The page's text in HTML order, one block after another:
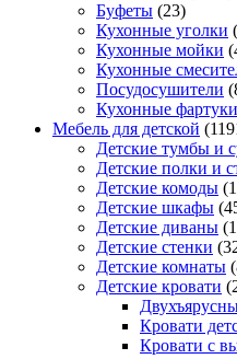
Буфеты (23)
Кухонные уголки
Кухонные мойки
Кухонные
Посудосушители
Кухонные фартуки
Мебель для детской
Детские тумбы и
Детские полки и
Детские комоды
Детские шкафы
Детские диваны
Детские стенки
Детские комнаты
Детские кровати
Кровати
Кровати с